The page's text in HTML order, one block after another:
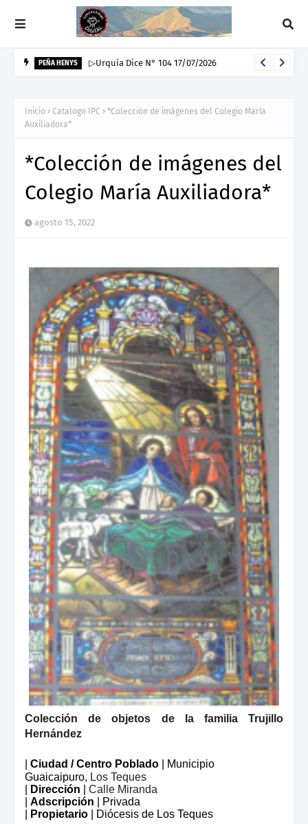
PEÑA HENYS ▷Urquía Dice N° 104 17/07/2026
Inicio Catalogo IPC
*Colección de imágenes del Colegio María
Auxiliadora*
*Colección de imágenes del
Colegio María Auxiliadora*
agosto 15, 2022
Colección de objetos de la familia Trujillo
Ciudad / Centro Poblado | Municipio
Guaicaipuro, Los Teques
Dirección
Calle Miranda
Adscripción | Privada
Propietario Diócesis de Los Teques